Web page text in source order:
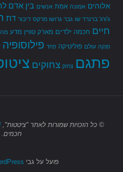
אלוהים אמונה אמת אנשים בין אדם
ג'ורג' ברנרד שו גבר גרושו מרקס דיבור דת
חיים חכמה ילדים מארק טוויין מדע
סנקה עולם פוליטיקה פחד פילוסופיה
פתגם צחוק צחוקים
© כל הזכויות שמורות לאתר "ציטטות",
חכמים.
פועל על גבי